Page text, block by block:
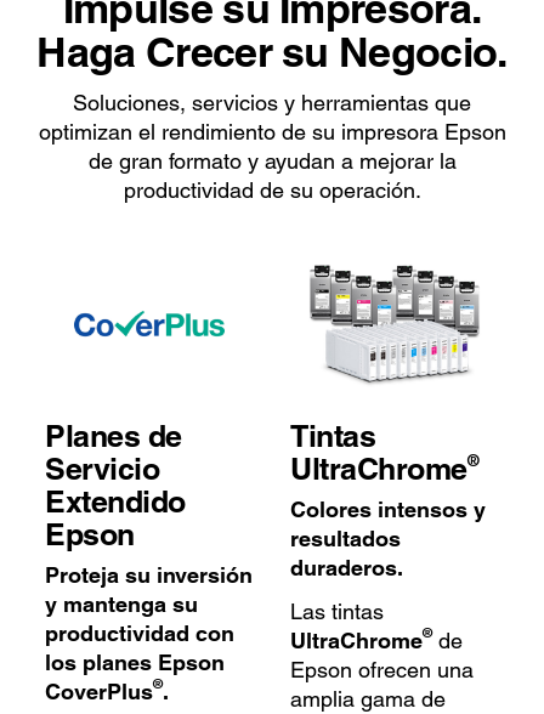
Haga Crecer su Negocio.
Soluciones, servicios y herramientas que
optimizan el rendimiento de su impresora Epson
de gran formato y ayudan a mejorar la
productividad de su operación.
Planes de
Servicio
Extendido
Epson
Proteja su inversión
y mantenga su
productividad con
los planes Epson
CoverPlus®.
Tintas
UltraChrome®
Colores intensos y
resultados
duraderos.
Las tintas
UltraChrome®de
Epson ofrecen una
amplia gama de